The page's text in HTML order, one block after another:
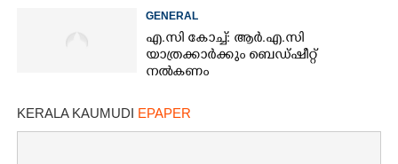
GENERAL
എ.സി കോച്ച്: ആർ.എ.സി
യാത്രക്കാർക്കും ബെഡ്ഷീറ്റ്
നൽകണം
KERALA KAUMUDI EPAPER